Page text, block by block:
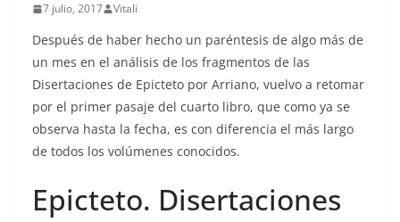
7 julio, 2017 Vitali
Después de haber hecho un paréntesis de algo más de
un mes en el análisis de los fragmentos de las
Disertaciones de Epicteto por Arriano, vuelvo a retomar
por el primer pasaje del cuarto libro, que como ya se
observa hasta la fecha, es con diferencia el más largo
de todos los volúmenes conocidos.
Epicteto. Disertaciones